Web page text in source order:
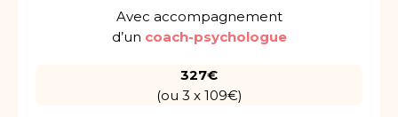
Avec accompagnement
d’un coach-psychologue
327€
(ou 3 x 109€)